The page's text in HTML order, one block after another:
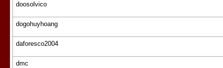
doosolvico
dogohuyhoang
daforesco2004
dmc